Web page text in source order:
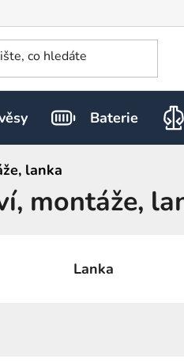
Baterie
lanka
montáže,
Lanka